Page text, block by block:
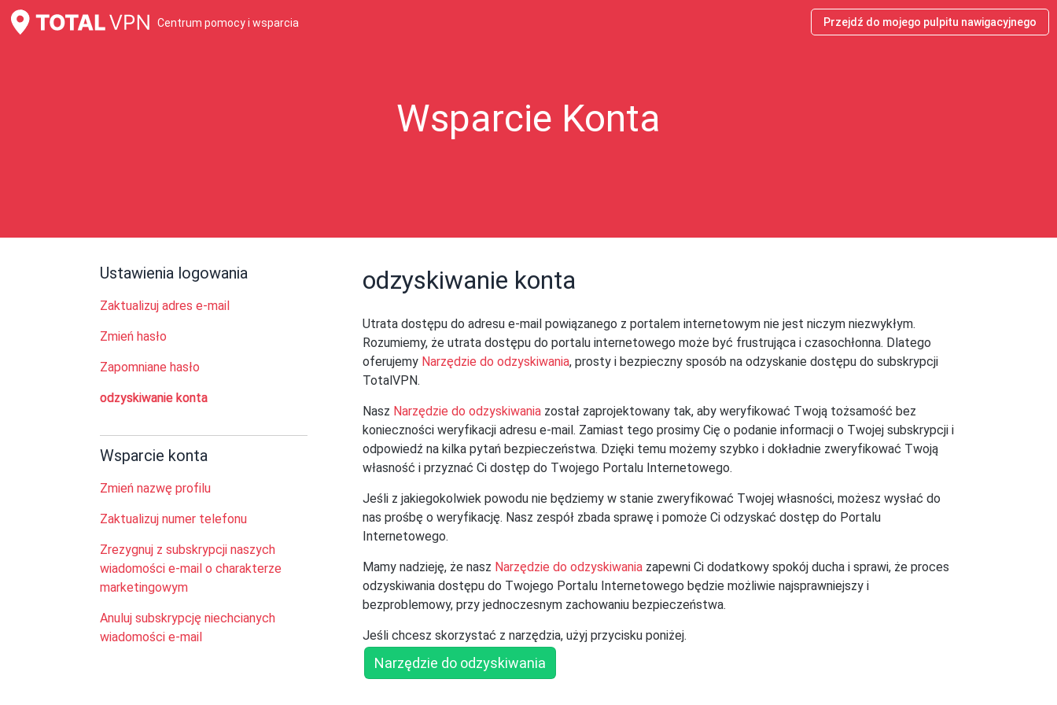
Centrum pomocy i wsparcia Przejdź do mojego pulpitu nawigacyjnego
Wsparcie Konta
Ustawienia logowania
Zaktualizuj adres e-mail
Zmień hasło
Zapomniane hasło
odzyskiwanie konta
Wsparcie konta
Zmień nazwę profilu
Zaktualizuj numer telefonu
Zrezygnuj z subskrypcji naszych
wiadomości e-mail o charakterze
marketingowym
Anuluj subskrypcję niechcianych
wiadomości e-mail
odzyskiwanie konta
Utrata dostępu do adresu e-mail powiązanego z portalem internetowym nie jest niczym niezwykłym.
Rozumiemy, że utrata dostępu do portalu internetowego może być frustrująca i czasochłonna. Dlatego
oferujemy Narzędzie do odzyskiwania, prosty i bezpieczny sposób na odzyskanie dostępu do subskrypcji
TotalVPN.
Nasz Narzędzie do odzyskiwania został zaprojektowany tak, aby weryfikować Twoją tożsamość bez
konieczności weryfikacji adresu e-mail. Zamiast tego prosimy Cię o podanie informacji o Twojej subskrypcji i
odpowiedź na kilka pytań bezpieczeństwa. Dzięki temu możemy szybko i dokładnie zweryfikować Twoją
własność i przyznać Ci dostęp do Twojego Portalu Internetowego.
Jeśli z jakiegokolwiek powodu nie będziemy w stanie zweryfikować Twojej własności, możesz wysłać do
nas prośbę o weryfikację. Nasz zespół zbada sprawę i pomoże Ci odzyskać dostęp do Portalu
Internetowego.
Mamy nadzieję, że nasz Narzędzie do odzyskiwania zapewni Ci dodatkowy spokój ducha i sprawi, że proces
odzyskiwania dostępu do Twojego Portalu Internetowego będzie możliwie najsprawniejszy i
bezproblemowy, przy jednoczesnym zachowaniu bezpieczeństwa.
Jeśli chcesz skorzystać z narzędzia, użyj przycisku poniżej.
Narzędzie do odzyskiwania